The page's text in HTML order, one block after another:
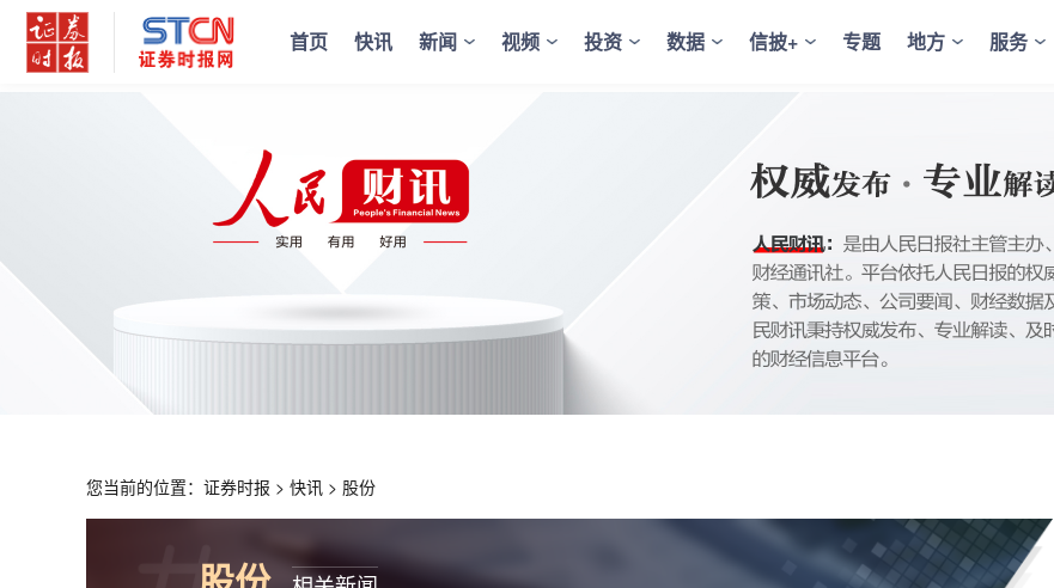
首页 快讯 新闻 视频 投资 数据 信披+ 专题 地方 服务
您当前的位置： 证券时报 > 快讯 > 股份